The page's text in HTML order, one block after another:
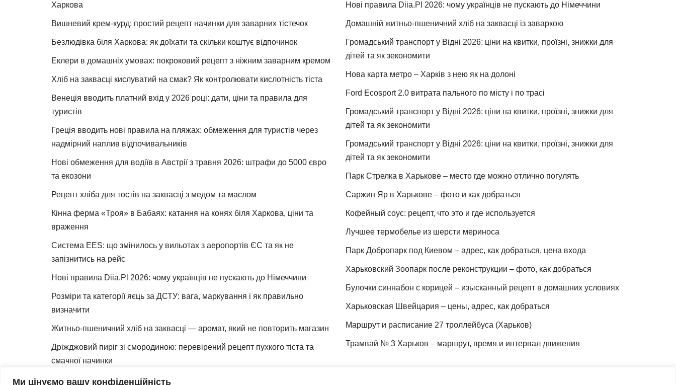
Ми цінуємо вашу конфіденційність
Харкова
Вишневий крем-курд: простий рецепт начинки для заварних тістечок
Безлюдівка біля Харкова: як доїхати та скільки коштує відпочинок
Еклери в домашніх умовах: покроковий рецепт з ніжним заварним кремом
Хліб на заквасці кислуватий на смак? Як контролювати кислотність тіста
Венеція вводить платний вхід у 2026 році: дати, ціни та правила для
туристів
Греція вводить нові правила на пляжах: обмеження для туристів через
надмірний наплив відпочивальників
Нові обмеження для водіїв в Австрії з травня 2026: штрафи до 5000 євро
та екозони
Рецепт хліба для тостів на заквасці з медом та маслом
Кінна ферма «Троя» в Бабаях: катання на конях біля Харкова, ціни та
враження
Система EES: що змінилось у вильотах з аеропортів ЄС та як не
запізнитись на рейс
Нові правила Diia.Pl 2026: чому українців не пускають до Німеччини
Розміри та категорії яєць за ДСТУ: вага, маркування і як правильно
визначити
Житньо-пшеничний хліб на заквасці — аромат, який не повторить магазин
Дріжджовий пиріг зі смородиною: перевірений рецепт пухкого тіста та
смачної начинки
Як зробити закваску для хліба вдома
Нові правила Diia.Pl 2026: чому українців не пускають до Німеччини
Домашній житньо-пшеничний хліб на заквасці із заваркою
Громадський транспорт у Відні 2026: ціни на квитки, проїзні, знижки для
дітей та як зекономити
Нова карта метро – Харків з нею як на долоні
Ford Ecosport 2.0 витрата пального по місту і по трасі
Громадський транспорт у Відні 2026: ціни на квитки, проїзні, знижки для
дітей та як зекономити
Громадський транспорт у Відні 2026: ціни на квитки, проїзні, знижки для
дітей та як зекономити
Парк Стрелка в Харькове – место где можно отлично погулять
Саржин Яр в Харькове – фото и как добраться
Кофейный соус: рецепт, что это и где используется
Лучшее термобелье из шерсти мериноса
Парк Добропарк под Киевом – адрес, как добраться, цена входа
Харьковский Зоопарк после реконструкции – фото, как добраться
Булочки синнабон с корицей – изысканный рецепт в домашних условиях
Харьковская Швейцария – цены, адрес, как добраться
Маршрут и расписание 27 троллейбуса (Харьков)
Трамвай № 3 Харьков – маршрут, время и интервал движения